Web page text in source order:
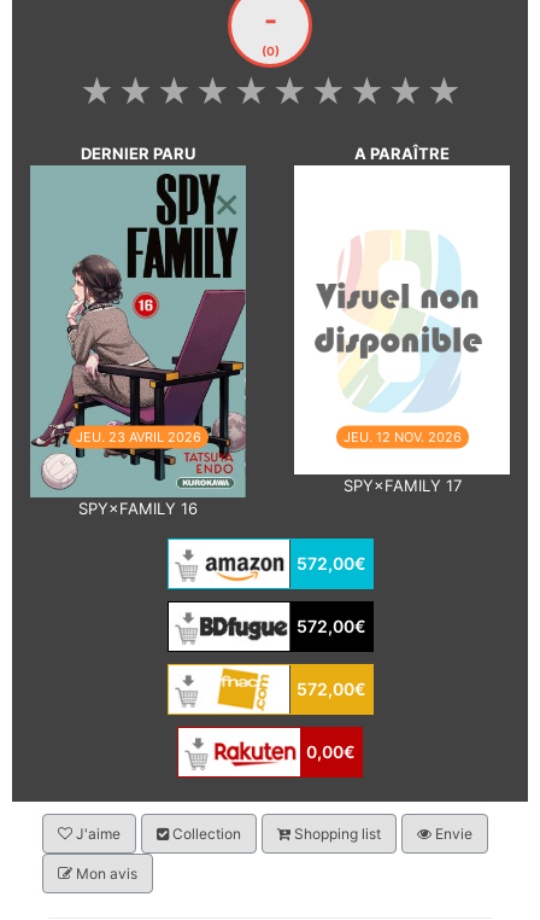
-
(0)
★
★
★
★
★
★
★
★
★
★
DERNIER PARU
JEU. 23 AVRIL 2026
SPY×FAMILY 16
A PARAÎTRE
JEU. 12 NOV. 2026
SPY×FAMILY 17
572,00€
572,00€
572,00€
0,00€
J'aime Collection Shopping list Envie
Mon avis